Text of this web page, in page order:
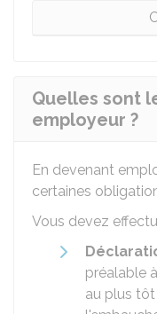
Quelles sont
employeur ?
En devenant
certaines
Vous devez
préalable
au plus